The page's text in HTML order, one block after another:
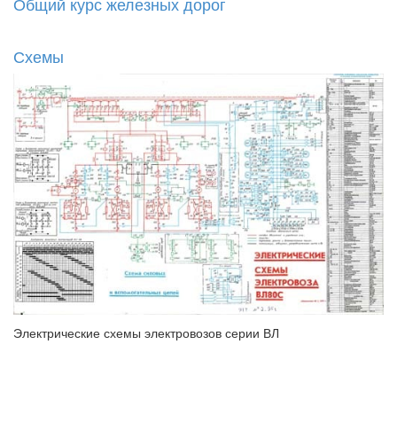
Схемы
Электрические схемы электровозов серии ВЛ